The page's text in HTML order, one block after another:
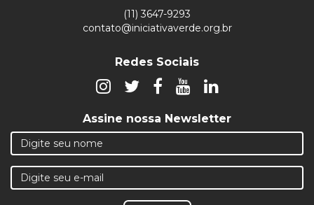
(11) 3647-9293
contato@iniciativaverde.org.br
Redes Sociais
Assine nossa Newsletter